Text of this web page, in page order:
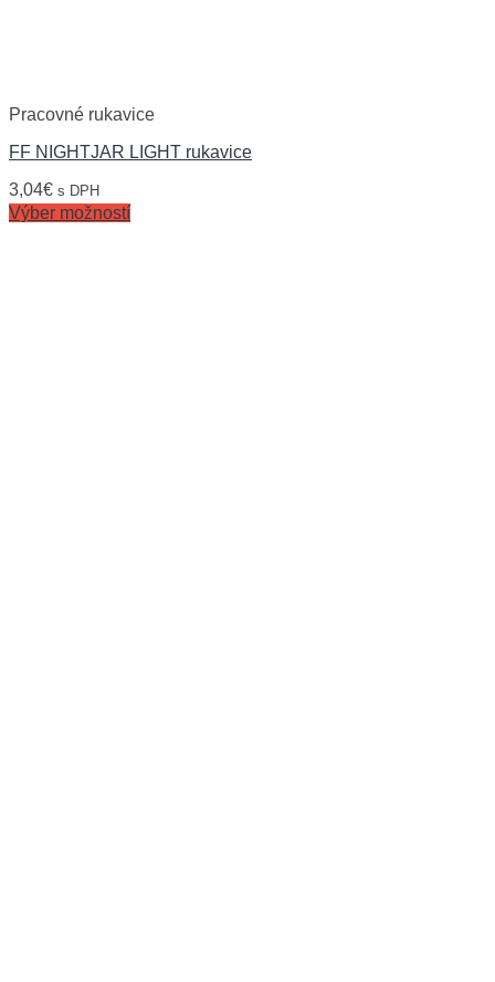
Pracovné rukavice
FF NIGHTJAR LIGHT rukavice
3,04€ s DPH
Výber možností